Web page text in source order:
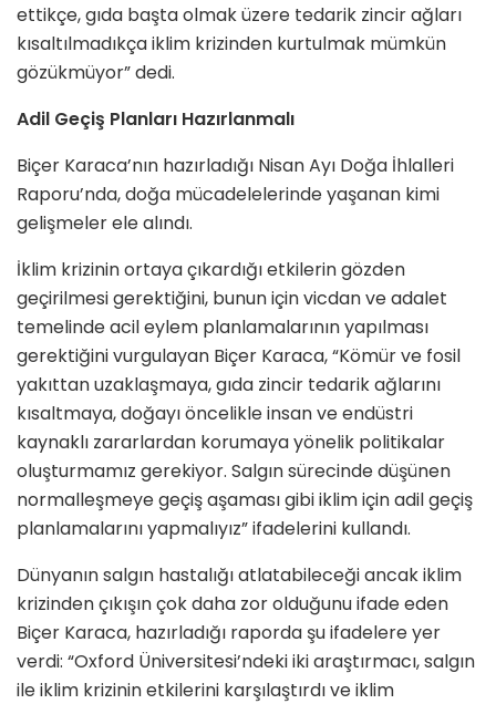
ettikçe, gıda başta olmak üzere tedarik zincir ağları
kısaltılmadıkça iklim krizinden kurtulmak mümkün
gözükmüyor” dedi.
Adil Geçiş Planları Hazırlanmalı
Biçer Karaca’nın hazırladığı Nisan Ayı Doğa İhlalleri
Raporu’nda, doğa mücadelelerinde yaşanan kimi
gelişmeler ele alındı.
İklim krizinin ortaya çıkardığı etkilerin gözden
geçirilmesi gerektiğini, bunun için vicdan ve adalet
temelinde acil eylem planlamalarının yapılması
gerektiğini vurgulayan Biçer Karaca, “Kömür ve fosil
yakıttan uzaklaşmaya, gıda zincir tedarik ağlarını
kısaltmaya, doğayı öncelikle insan ve endüstri
kaynaklı zararlardan korumaya yönelik politikalar
oluşturmamız gerekiyor. Salgın sürecinde düşünen
normalleşmeye geçiş aşaması gibi iklim için adil geçiş
planlamalarını yapmalıyız” ifadelerini kullandı.
Dünyanın salgın hastalığı atlatabileceği ancak iklim
krizinden çıkışın çok daha zor olduğunu ifade eden
Biçer Karaca, hazırladığı raporda şu ifadelere yer
verdi: “Oxford Üniversitesi’ndeki iki araştırmacı, salgın
ile iklim krizinin etkilerini karşılaştırdı ve iklim